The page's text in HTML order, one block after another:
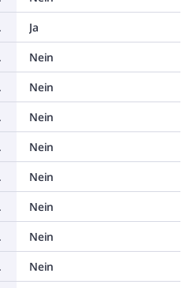
Ja
Nein
Nein
Nein
Nein
Nein
Nein
IO
Nein
Nein